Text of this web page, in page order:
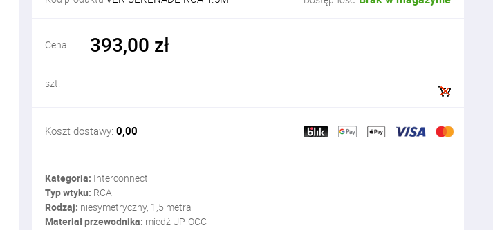
Cena: 393,00 zł
szt.
Koszt dostawy: 0,00
Kategoria: Interconnect
Typ wtyku: RCA
Rodzaj: niesymetryczny, 1,5 metra
Materiał przewodnika: miedź UP-OCC